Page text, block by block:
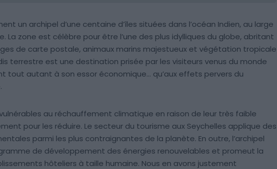
un archipel d’une centaine d’îles situées dans l’océan Indien, au large
La zone est célèbre pour être l’une des plus idylliques du globe, abritant
de carte postale, animaux marins majestueux et végétation tropicale
terrestre est une destination prisée par les visiteurs venus du monde
tout autant à son essor économique… qu’aux effets pervers du
au réchauffement climatique en raison de leur très faible
pour les réduire. Le secteur du tourisme aux Seychelles applique des
parmi les plus contraignantes de la planète. En outre, l’archipel
de développement des énergies renouvelables et promeut la
hôteliers à taille humaine. Nous en avons justement